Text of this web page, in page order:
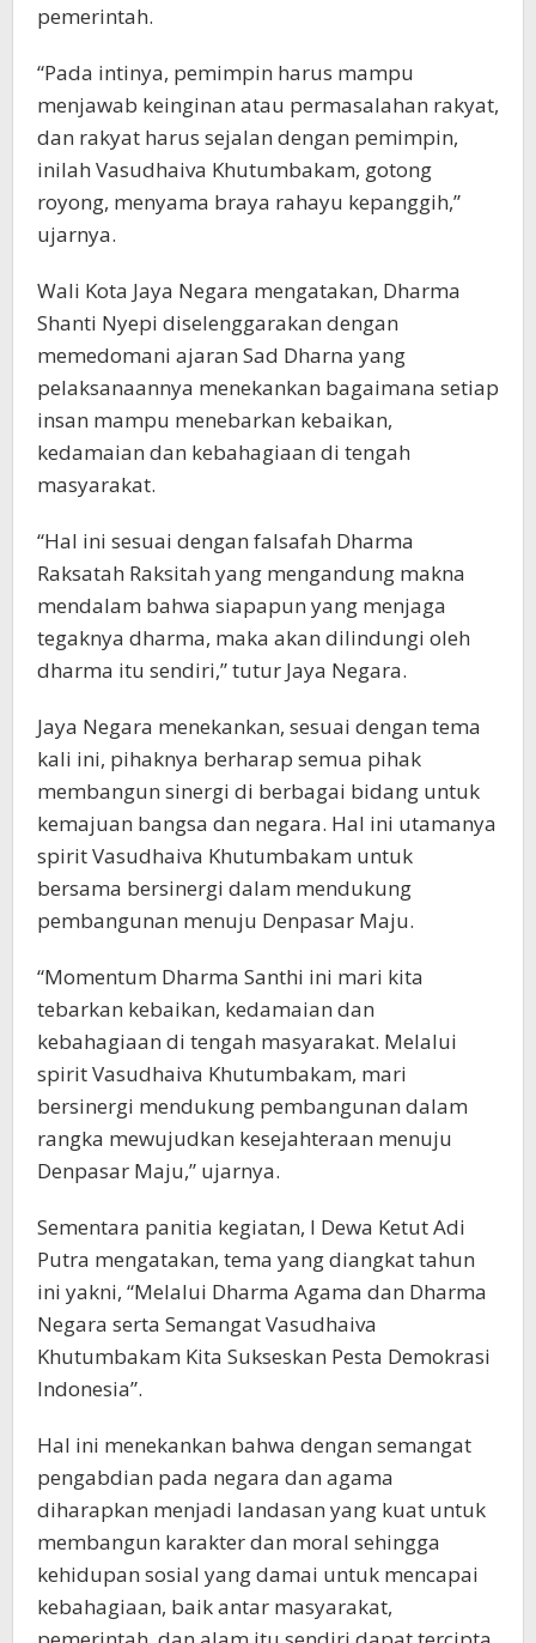
pemerintah.
“Pada intinya, pemimpin harus mampu
menjawab keinginan atau permasalahan rakyat,
dan rakyat harus sejalan dengan pemimpin,
inilah Vasudhaiva Khutumbakam, gotong
royong, menyama braya rahayu kepanggih,”
ujarnya.
Wali Kota Jaya Negara mengatakan, Dharma
Shanti Nyepi diselenggarakan dengan
memedomani ajaran Sad Dharna yang
pelaksanaannya menekankan bagaimana setiap
insan mampu menebarkan kebaikan,
kedamaian dan kebahagiaan di tengah
masyarakat.
“Hal ini sesuai dengan falsafah Dharma
Raksatah Raksitah yang mengandung makna
mendalam bahwa siapapun yang menjaga
tegaknya dharma, maka akan dilindungi oleh
dharma itu sendiri,” tutur Jaya Negara.
Jaya Negara menekankan, sesuai dengan tema
kali ini, pihaknya berharap semua pihak
membangun sinergi di berbagai bidang untuk
kemajuan bangsa dan negara. Hal ini utamanya
spirit Vasudhaiva Khutumbakam untuk
bersama bersinergi dalam mendukung
pembangunan menuju Denpasar Maju.
“Momentum Dharma Santhi ini mari kita
tebarkan kebaikan, kedamaian dan
kebahagiaan di tengah masyarakat. Melalui
spirit Vasudhaiva Khutumbakam, mari
bersinergi mendukung pembangunan dalam
rangka mewujudkan kesejahteraan menuju
Denpasar Maju,” ujarnya.
Sementara panitia kegiatan, I Dewa Ketut Adi
Putra mengatakan, tema yang diangkat tahun
ini yakni, “Melalui Dharma Agama dan Dharma
Negara serta Semangat Vasudhaiva
Khutumbakam Kita Sukseskan Pesta Demokrasi
Indonesia”.
Hal ini menekankan bahwa dengan semangat
pengabdian pada negara dan agama
diharapkan menjadi landasan yang kuat untuk
membangun karakter dan moral sehingga
kehidupan sosial yang damai untuk mencapai
kebahagiaan, baik antar masyarakat,